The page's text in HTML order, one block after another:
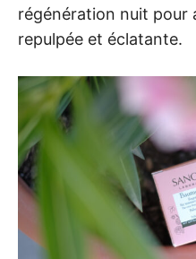
régénération nuit pour
repulpée et éclatante.